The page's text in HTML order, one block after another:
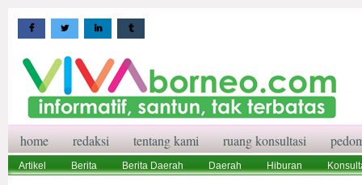
home redaksi tentang kami ruang konsultasi
Artikel Berita Berita Daerah Daerah Hiburan